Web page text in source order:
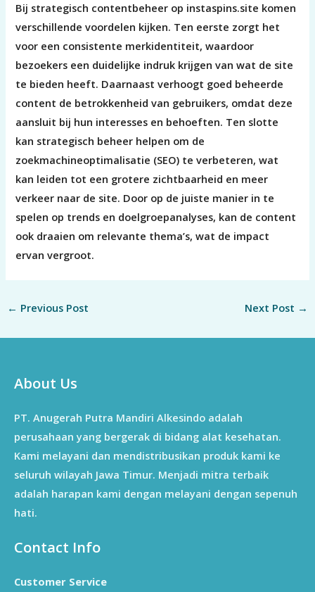
Bij strategisch contentbeheer op instaspins.site komen
verschillende voordelen kijken. Ten eerste zorgt het
voor een consistente merkidentiteit, waardoor
bezoekers een duidelijke indruk krijgen van wat de site
te bieden heeft. Daarnaast verhoogt goed beheerde
content de betrokkenheid van gebruikers, omdat deze
aansluit bij hun interesses en behoeften. Ten slotte
kan strategisch beheer helpen om de
zoekmachineoptimalisatie (SEO) te verbeteren, wat
kan leiden tot een grotere zichtbaarheid en meer
verkeer naar de site. Door op de juiste manier in te
spelen op trends en doelgroepanalyses, kan de content
ook draaien om relevante thema’s, wat de impact
ervan vergroot.
← Previous Post Next Post →
About Us
PT. Anugerah Putra Mandiri Alkesindo adalah
perusahaan yang bergerak di bidang alat kesehatan.
Kami melayani dan mendistribusikan produk kami ke
seluruh wilayah Jawa Timur. Menjadi mitra terbaik
adalah harapan kami dengan melayani dengan sepenuh
hati.
Contact Info
Customer Service